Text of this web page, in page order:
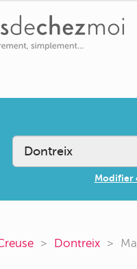
Modifier
Dontreix